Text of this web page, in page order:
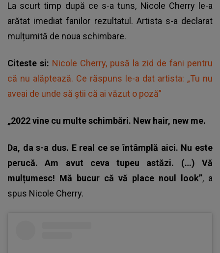
La scurt timp după ce s-a tuns, Nicole Cherry le-a
arătat imediat fanilor rezultatul. Artista s-a declarat
mulțumită de noua schimbare.
Citeste si: Nicole Cherry, pusă la zid de fani pentru
că nu alăptează. Ce răspuns le-a dat artista: „Tu nu
aveai de unde să știi că ai văzut o poză”
„2022 vine cu multe schimbări. New hair, new me.
Da, da s-a dus. E real ce se întâmplă aici. Nu este
perucă. Am avut ceva tupeu astăzi. (…) Vă
mulțumesc! Mă bucur că vă place noul look”, a
spus Nicole Cherry.